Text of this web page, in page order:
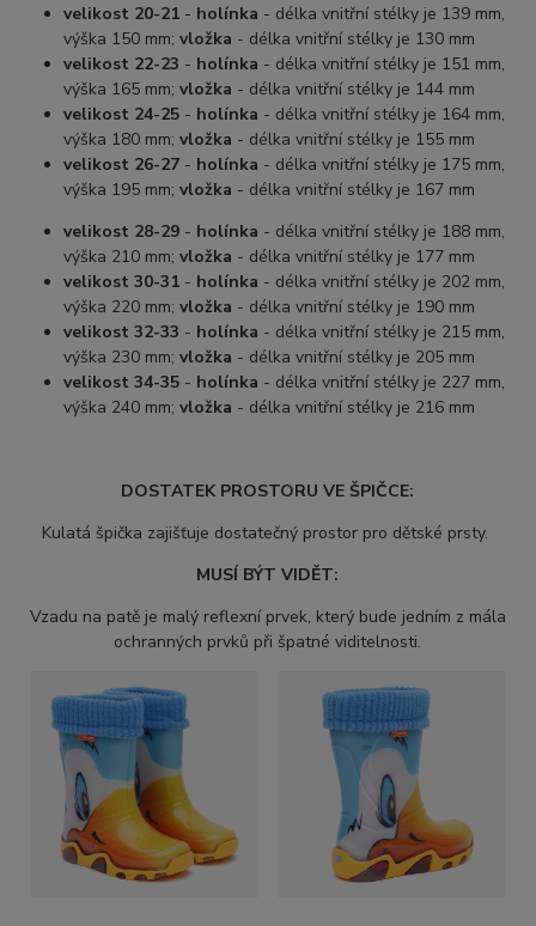
velikost 20-21 - holínka - délka vnitřní stélky je 139 mm,
výška 150 mm;vložka - délka vnitřní stélky je 130 mm
velikost 22-23 - holínka - délka vnitřní stélky je 151 mm,
výška 165 mm;vložka - délka vnitřní stélky je 144 mm
velikost 24-25 - holínka - délka vnitřní stélky je 164 mm,
výška 180 mm;vložka - délka vnitřní stélky je 155 mm
velikost 26-27 - holínka - délka vnitřní stélky je 175 mm,
výška 195 mm;vložka - délka vnitřní stélky je 167 mm
velikost 28-29 - holínka - délka vnitřní stélky je 188 mm,
výška 210 mm;vložka - délka vnitřní stélky je 177 mm
velikost 30-31 - holínka - délka vnitřní stélky je 202 mm,
výška 220 mm;vložka - délka vnitřní stélky je 190 mm
velikost 32-33 - holínka - délka vnitřní stélky je 215 mm,
výška 230 mm;vložka - délka vnitřní stélky je 205 mm
velikost 34-35 - holínka - délka vnitřní stélky je 227 mm,
výška 240 mm;vložka - délka vnitřní stélky je 216 mm
DOSTATEK PROSTORU VE ŠPIČCE:
Kulatá špička zajišťuje dostatečný prostor pro dětské prsty.
MUSÍ BÝT VIDĚT:
Vzadu na patě je malý reflexní prvek, který bude jedním z mála
ochranných prvků při špatné viditelnosti.